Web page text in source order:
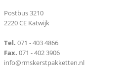
Postbus 3210
2220 CE Katwijk
Tel. 071 - 403 4866
Fax. 071 - 402 3906
info@rmskerstpakketten.nl